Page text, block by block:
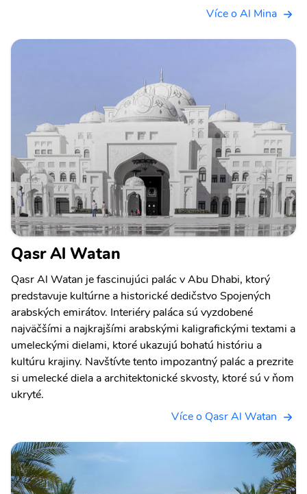
Více o Al Mina
Qasr Al Watan
Qasr Al Watan je fascinujúci palác v Abu Dhabi, ktorý
predstavuje kultúrne a historické dedičstvo Spojených
arabských emirátov. Interiéry paláca sú vyzdobené
najväčšími a najkrajšími arabskými kaligrafickými textami a
umeleckými dielami, ktoré ukazujú bohatú históriu a
kultúru krajiny. Navštívte tento impozantný palác a prezrite
si umelecké diela a architektonické skvosty, ktoré sú v ňom
ukryté.
Více o Qasr Al Watan